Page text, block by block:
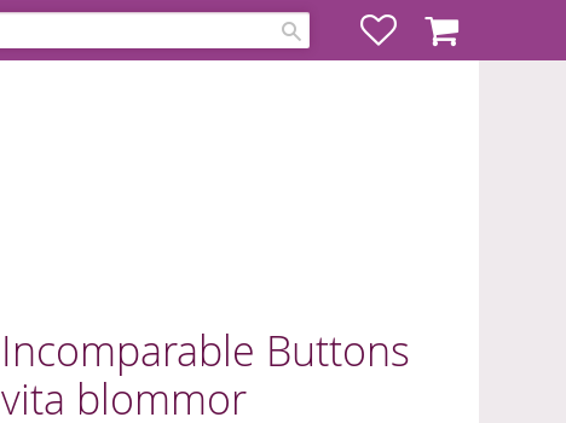
FavoriterKundvagn
Incomparable Buttons
vita blommor